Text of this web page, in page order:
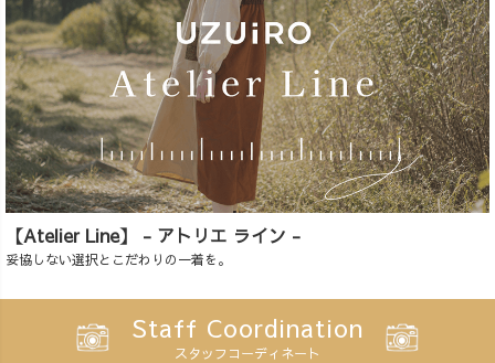
【Atelier Line】 - アトリエ ライン -
妥協しない選択とこだわりの一着を。
Staff Coordination
スタッフコーディネート